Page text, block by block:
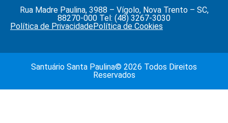
Rua Madre Paulina, 3988 – Vígolo, Nova Trento – SC,
88270-000 Tel: (48) 3267-3030
Política de PrivacidadePolítica de Cookies
Santuário Santa Paulina© 2026 Todos Direitos
Reservados